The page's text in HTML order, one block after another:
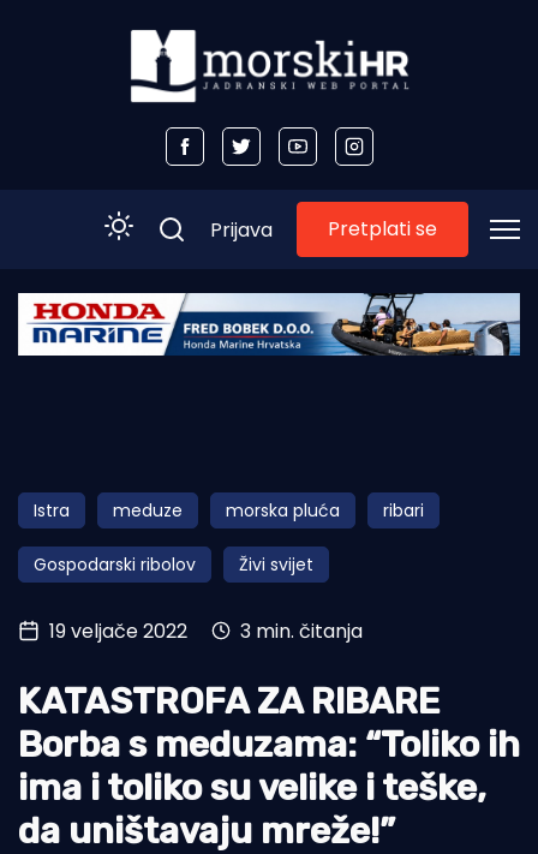
Početna
Obala
Otoci
Turizam i nautika
Pomorstvo
Ekologija
Tradicija i kultura
Prijava Pretplati se
Istra meduze morska pluća ribari
Gospodarski ribolov Živi svijet
19 veljače 2022 3 min. čitanja
KATASTROFA ZA RIBARE
Borba s meduzama: “Toliko ih
ima i toliko su velike i teške,
da uništavaju mreže!”